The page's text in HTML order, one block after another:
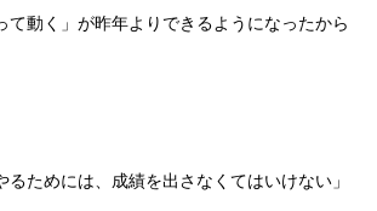
動く」が昨年よりできるようになったから
るためには、成績を出さなくてはいけない」